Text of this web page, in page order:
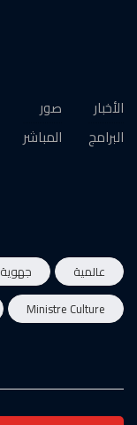
الأخبار
البرامج
صور
المباشر
عالمية جهوية
Ministre Culture